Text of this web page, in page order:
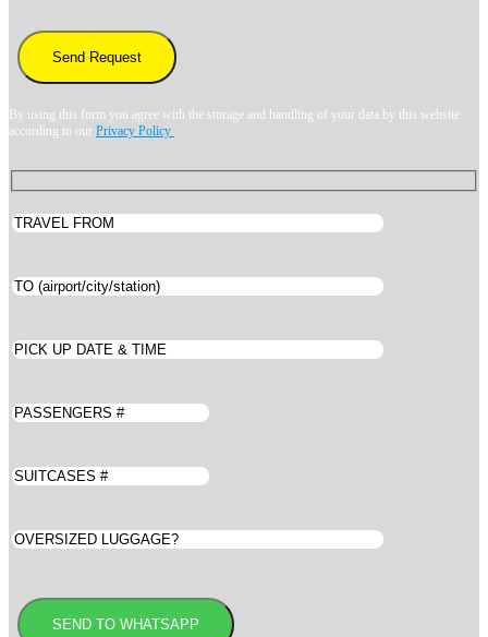
By using this form you agree with the storage and handling of your data by this website
according to our Privacy Policy .